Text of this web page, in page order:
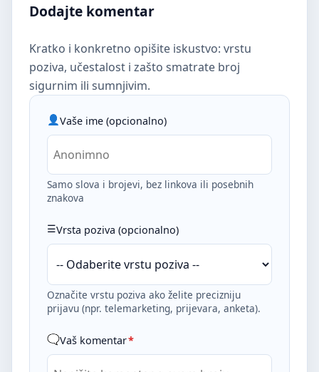
Dodajte komentar
Kratko i konkretno opišite iskustvo: vrstu
poziva, učestalost i zašto smatrate broj
sigurnim ili sumnjivim.
Vaše ime (opcionalno)
Samo slova i brojevi, bez linkova ili posebnih
znakova
Vrsta poziva (opcionalno)
Označite vrstu poziva ako želite precizniju
prijavu (npr. telemarketing, prijevara, anketa).
Vaš komentar*